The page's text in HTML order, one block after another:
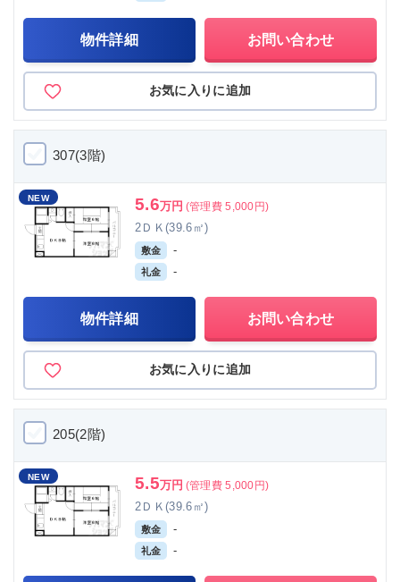
物件詳細 お問い合わせ
お気に入りに追加
307(3階)
NEW 5.6万円 (管理費 5,000円)
2ＤＫ(39.6㎡)
敷金 -
礼金 -
物件詳細 お問い合わせ
お気に入りに追加
205(2階)
NEW 5.5万円 (管理費 5,000円)
2ＤＫ(39.6㎡)
敷金 -
礼金 -